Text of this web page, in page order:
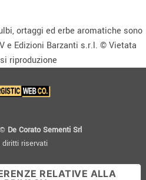
ortaggi ed erbe aromatiche sono
e Edizioni Barzanti s.r.l. © Vietata
riproduzione
De Corato Sementi Srl
riservati
RELATIVE ALLA